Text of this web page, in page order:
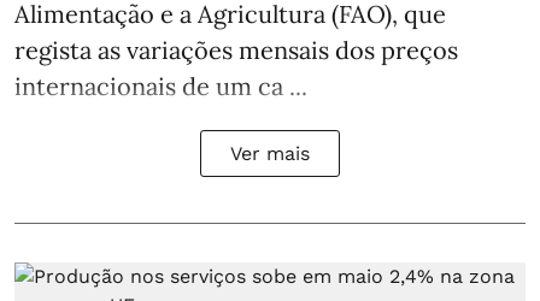
Alimentação e a Agricultura (FAO), que
regista as variações mensais dos preços
internacionais de um ca ...
Ver mais